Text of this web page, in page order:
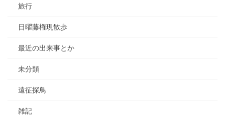
旅行
日曜藤権現散歩
最近の出来事とか
未分類
遠征探鳥
雑記